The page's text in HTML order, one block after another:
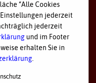
Kreisverband Ostallgäu
“Alle Cookies
jederzeit
jederzeit
und im Footer
erhalten Sie in
.